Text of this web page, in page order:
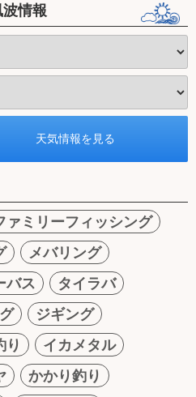
情報
ァミリーフィッシング
メバリング
バス
タイラバ
ジギング
り
イカメタル
かかり釣り